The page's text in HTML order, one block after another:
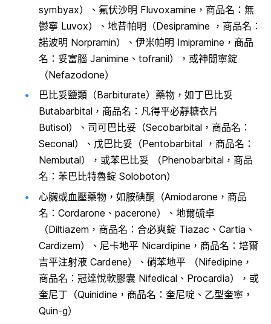
symbyax）、氟伏沙明 Fluvoxamine，商品名：無
鬱寧 Luvox）、地昔帕明（Desipramine ，商品名：
諾波明 Norpramin）、伊米帕明 Imipramine，商品
名：妥富腦 Janimine、tofranil），或神閒寧錠
（Nefazodone）
巴比妥鹽類（Barbiturate）藥物，如丁巴比妥
Butabarbital，商品名：凡得平必靜糖衣片
Butisol）、司可巴比妥（Secobarbital，商品名：
Seconal）、戊巴比妥（Pentobarbital ，商品名：
Nembutal），或苯巴比妥 （Phenobarbital，商品
名：苯巴比特魯錠 Soloboton）
心臟或血壓藥物，如胺碘酮（Amiodarone，商品
名：Cordarone、pacerone）、地爾硫卓
（Diltiazem，商品名：合必爽錠 Tiazac、Cartia、
Cardizem）、尼卡地平 Nicardipine，商品名：培爾
吉平注射液 Cardene）、硝苯地平 （Nifedipine，
商品名：冠達悅軟膠囊 Nifedical、Procardia），或
奎尼丁（Quinidine，商品名：奎尼啶、乙型奎寧，
Quin-g）